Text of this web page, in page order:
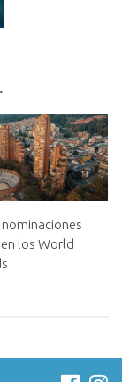
los World